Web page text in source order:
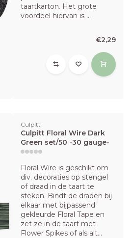
taartkarton. Het grote
voordeel hiervan is ...
€2,29
Culpitt
Culpitt Floral Wire Dark
Green set/50 -30 gauge-
Floral Wire is geschikt om
div. decoraties op stengel
of draad in de taart te
steken. Bindt de draden bij
elkaar met bijpassend
gekleurde Floral Tape en
zet ze in de taart met
Flower Spikes of als alt...